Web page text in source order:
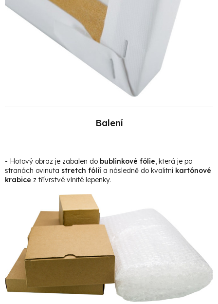
Balení
- Hotový obraz je zabalen do bublinkové fólie , která je po
stranách ovinuta stretch fólií a následně do kvalitní kartónové
krabice z třívrstvé vlnité lepenky.